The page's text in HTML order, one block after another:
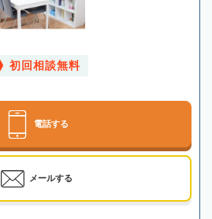
初回相談無料
電話する
メールする